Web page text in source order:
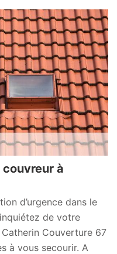
couvreur à
d’urgence dans le
de votre
Couverture 67
à vous secourir. A